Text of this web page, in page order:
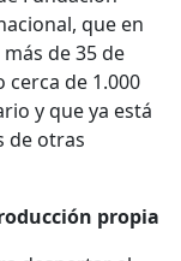
que en
de 35 de
de 1.000
y que ya está
de otras
propia